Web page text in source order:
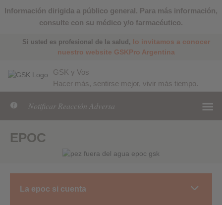
Información dirigida a público general. Para más información,
consulte con su médico y/o farmacéutico.
Si usted es profesional de la salud, lo invitamos a conocer
nuestro website GSKPro Argentina
GSK y Vos
Hacer más, sentirse mejor, vivir más tiempo.
Notificar Reacción Adversa
EPOC
La epoc si cuenta